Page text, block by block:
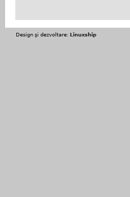
Design şi dezvoltare: Linuxship